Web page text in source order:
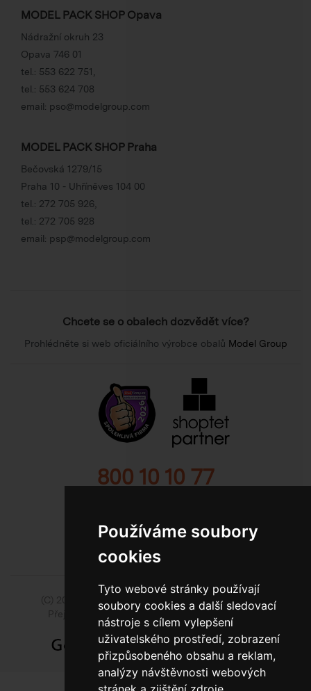
Používáme soubory
cookies
Tyto webové stránky používají
soubory cookies a další sledovací
nástroje s cílem vylepšení
uživatelského prostředí, zobrazení
přizpůsobeného obsahu a reklam,
analýzy návštěvnosti webových
MODEL PACK SHOP Opava
Nádražní okruh 23
Opava 746 01
tel.: 553 622 751
tel.: 553 624 708
email: pso@modelgroup.com
MODEL PACK SHOP Praha
Bečovská 1279/15
Praha 10 - Uhříněves 104 00
tel.: 272 705 926
tel.: 272 705 928
email: psp@modelgroup.com
Chcete se o obalech dozvědět více?
Prohlédněte si web oficiálního výrobce obalů Model Group
800 10 10 77
(C) 2014 - 2026 Model Obaly a.s.,
ISSA CZECH s.r.o.
Přejít na slovenskou pobočku Model Pack Shop